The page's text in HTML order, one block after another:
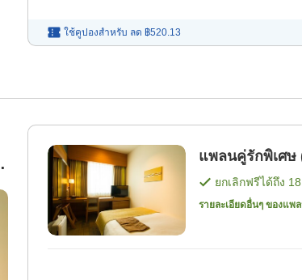
ใช้คูปองสำหรับ ลด ฿520.13
แพลนคู่รักพิเศษ
ยกเลิกฟรีได้ถึง
รายละเอียดอื่นๆ ของแพ